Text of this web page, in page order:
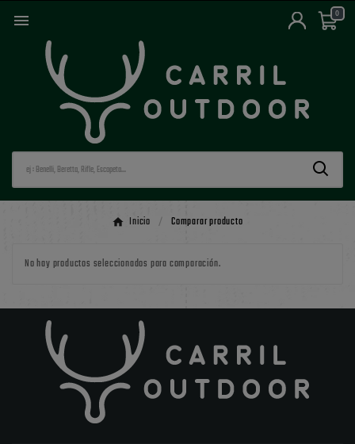
 0
Inicio Comparar producto
No hay productos seleccionados para comparación.